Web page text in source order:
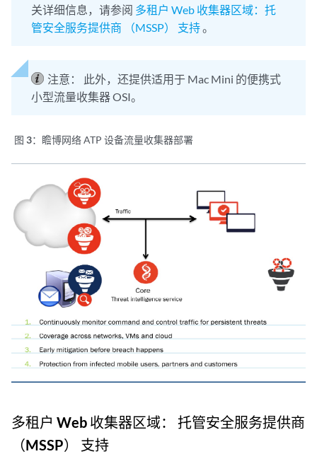
关详细信息，请参阅 多租户 Web 收集器区域：托
管安全服务提供商 （MSSP） 支持。
注意：
此外，还提供适用于 Mac Mini 的便携式
小型流量收集器 OSI。
图 3： 瞻博网络 ATP 设备流量收集器部署
多租户 Web 收集器区域： 托管安全服务提供商
（MSSP） 支持